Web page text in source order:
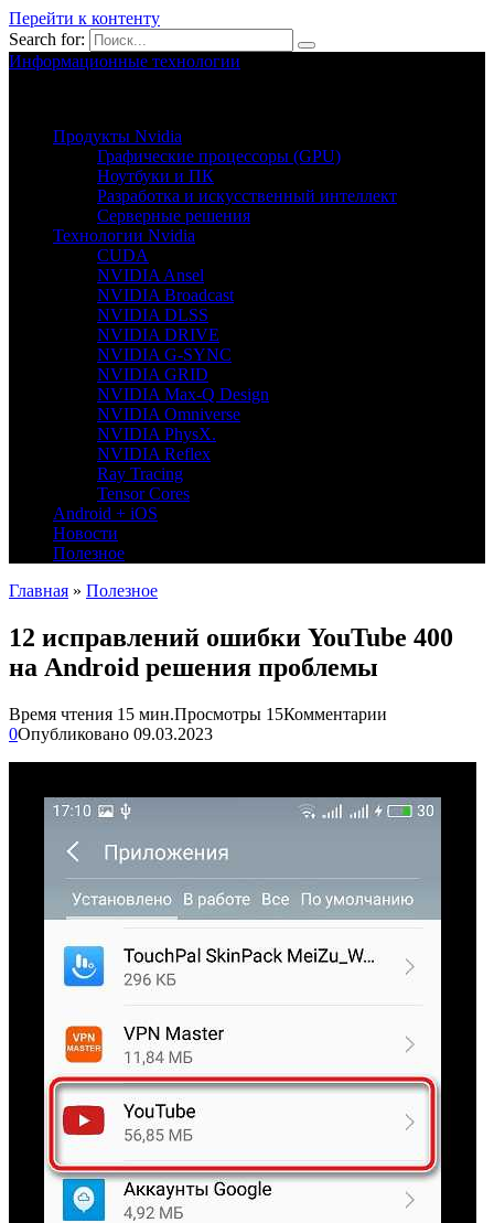
Перейти к контенту
Search for:
Информационные технологии
Продукты Nvidia
Графические процессоры (GPU)
Ноутбуки и ПК
Разработка и искусственный интеллект
Серверные решения
Технологии Nvidia
CUDA
NVIDIA Ansel
NVIDIA Broadcast
NVIDIA DLSS
NVIDIA DRIVE
NVIDIA G-SYNC
NVIDIA GRID
NVIDIA Max-Q Design
NVIDIA Omniverse
NVIDIA PhysX.
NVIDIA Reflex
Ray Tracing
Tensor Cores
Android + iOS
Новости
Полезное
Главная » Полезное
12 исправлений ошибки YouTube 400
на Android решения проблемы
Время чтения 15 мин.Просмотры 15Комментарии
0Опубликовано 09.03.2023